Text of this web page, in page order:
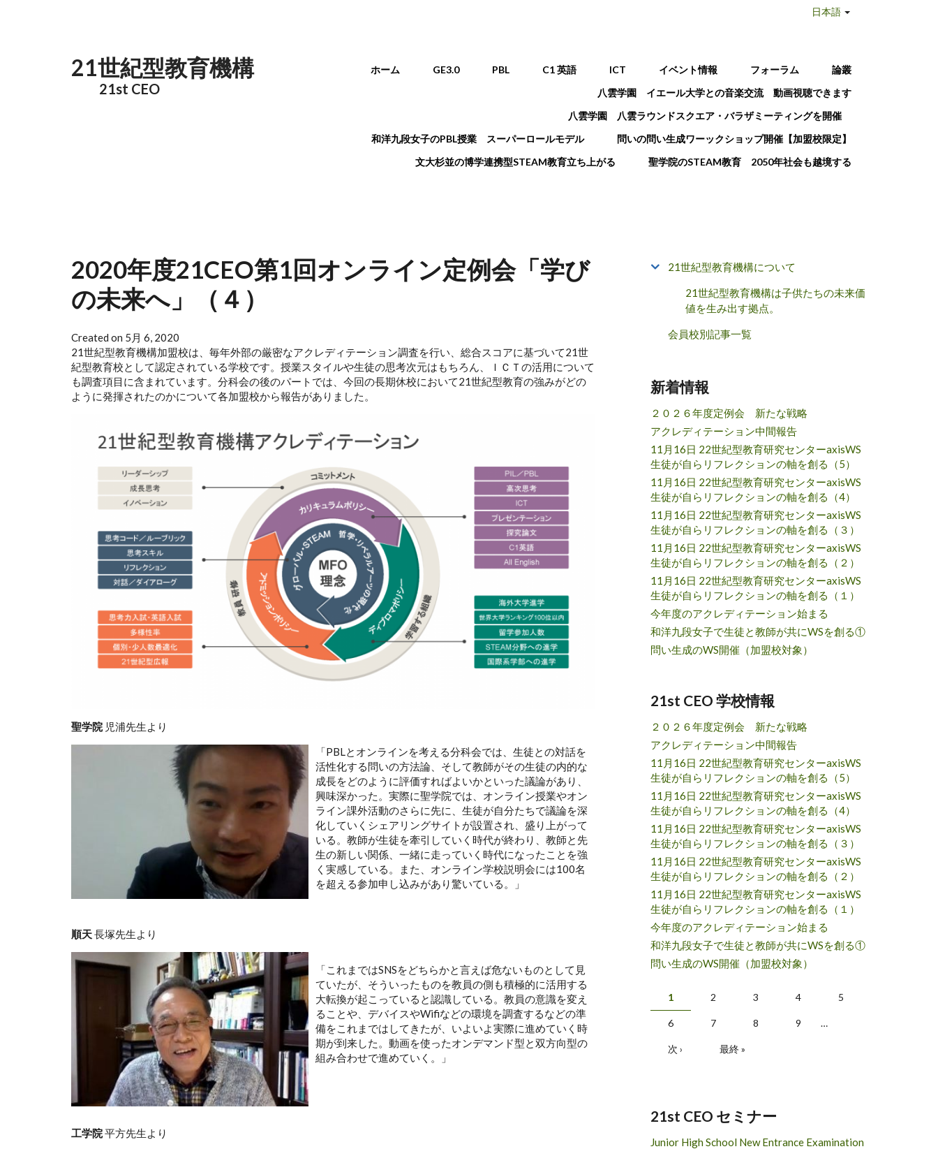
日本語
21世紀型教育機構
21st CEO
メインメニュー
ホーム GE3.0 PBL C1 英語 ICT イベント情報 フォーラム
論叢
八雲学園 イエール大学との音楽交流 動画視聴できます
八雲学園 八雲ラウンドスクエア・バラザミーティングを開催
和洋九段女子のPBL授業 スーパーロールモデル
問いの問い生成ワーックショップ開催【加盟校限定】
文大杉並の博学連携型STEAM教育立ち上がる
聖学院のSTEAM教育 2050年社会も越境する
2020年度21CEO第1回オンライン定例会「学び
の未来へ」（４）
Created on 5月 6, 2020
21世紀型教育機構加盟校は、毎年外部の厳密なアクレディテーション調査を行い、総合スコアに基づいて21世
紀型教育校として認定されている学校です。授業スタイルや生徒の思考次元はもちろん、ＩＣＴの活用について
も調査項目に含まれています。分科会の後のパートでは、今回の長期休校において21世紀型教育の強みがどの
ように発揮されたのかについて各加盟校から報告がありました。
聖学院 児浦先生より
「PBLとオンラインを考える分科会では、生徒との対話を
活性化する問いの方法論、そして教師がその生徒の内的な
成長をどのように評価すればよいかといった議論があり、
興味深かった。実際に聖学院では、オンライン授業やオン
ライン課外活動のさらに先に、生徒が自分たちで議論を深
化していくシェアリングサイトが設置され、盛り上がって
いる。教師が生徒を牽引していく時代が終わり、教師と先
生の新しい関係、一緒に走っていく時代になったことを強
く実感している。また、オンライン学校説明会には100名
を超える参加申し込みがあり驚いている。」
順天長塚先生より
「これまではSNSをどちらかと言えば危ないものとして見
ていたが、そういったものを教員の側も積極的に活用する
大転換が起こっていると認識している。教員の意識を変え
ることや、デバイスやWifiなどの環境を調査するなどの準
備をこれまではしてきたが、いよいよ実際に進めていく時
期が到来した。動画を使ったオンデマンド型と双方向型の
組み合わせで進めていく。」
工学院平方先生より
21世紀型教育機構について
21世紀型教育機構は子供たちの未来価
値を生み出す拠点。
会員校別記事一覧
新着情報
２０２６年度定例会 新たな戦略
アクレディテーション中間報告
11月16日 22世紀型教育研究センターaxisWS
生徒が自らリフレクションの軸を創る（5）
11月16日 22世紀型教育研究センターaxisWS
生徒が自らリフレクションの軸を創る（4）
11月16日 22世紀型教育研究センターaxisWS
生徒が自らリフレクションの軸を創る（３）
11月16日 22世紀型教育研究センターaxisWS
生徒が自らリフレクションの軸を創る（２）
11月16日 22世紀型教育研究センターaxisWS
生徒が自らリフレクションの軸を創る（１）
今年度のアクレディテーション始まる
和洋九段女子で生徒と教師が共にWSを創る①
問い生成のWS開催（加盟校対象）
21st CEO 学校情報
２０２６年度定例会 新たな戦略
アクレディテーション中間報告
11月16日 22世紀型教育研究センターaxisWS
生徒が自らリフレクションの軸を創る（5）
11月16日 22世紀型教育研究センターaxisWS
生徒が自らリフレクションの軸を創る（4）
11月16日 22世紀型教育研究センターaxisWS
生徒が自らリフレクションの軸を創る（３）
11月16日 22世紀型教育研究センターaxisWS
生徒が自らリフレクションの軸を創る（２）
11月16日 22世紀型教育研究センターaxisWS
生徒が自らリフレクションの軸を創る（１）
今年度のアクレディテーション始まる
和洋九段女子で生徒と教師が共にWSを創る①
問い生成のWS開催（加盟校対象）
ページ
1 2 3 4 5
6 7 8 9 …
次 › 最終 »
21st CEO セミナー
Junior High School New Entrance Examination